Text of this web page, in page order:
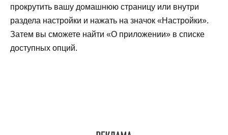
прокрутить вашу домашнюю страницу или внутри
раздела настройки и нажать на значок «Настройки».
Затем вы сможете найти «О приложении» в списке
доступных опций.